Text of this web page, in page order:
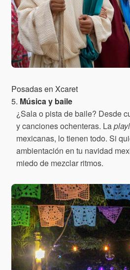
Posadas en Xcaret
5. Música y baile
¿Sala o pista de baile? Desde
y canciones ochenteras. La
mexicanas, lo tienen todo. Si
ambientación en tu navidad
miedo de mezclar ritmos.